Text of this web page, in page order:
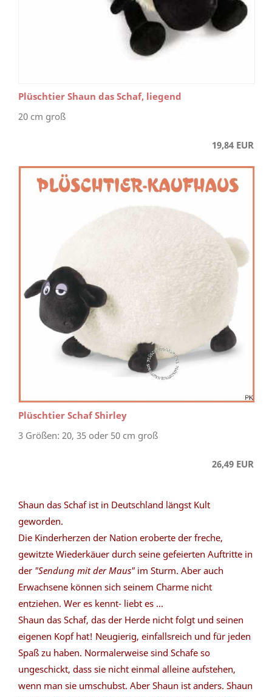
Plüschtier Shaun das Schaf, liegend
20 cm groß
19,84 EUR
Plüschtier Schaf Shirley
3 Größen: 20, 35 oder 50 cm groß
26,49 EUR
Shaun das Schaf ist in Deutschland längst Kult
geworden.
Die Kinderherzen der Nation eroberte der freche,
gewitzte Wiederkäuer durch seine gefeierten Auftritte in
der "Sendung mit der Maus" im Sturm. Aber auch
Erwachsene können sich seinem Charme nicht
entziehen. Wer es kennt- liebt es ...
Shaun das Schaf, das der Herde nicht folgt und seinen
eigenen Kopf hat! Neugierig, einfallsreich und für jeden
Spaß zu haben. Normalerweise sind Schafe so
ungeschickt, dass sie nicht einmal alleine aufstehen,
wenn man sie umschubst. Aber Shaun ist anders. Shaun